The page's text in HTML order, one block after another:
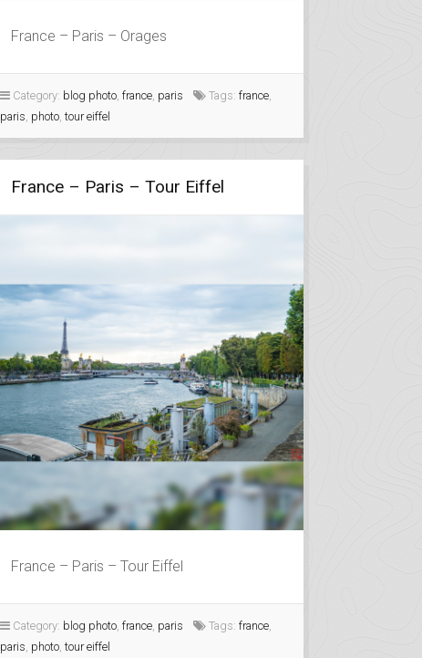
France – Paris – Orages
Category: blog photo,france, paris Tags:france,
paris, photo,tour eiffel
France – Paris – Tour Eiffel
France – Paris – Tour Eiffel
Category: blog photo ,france paris Tags:france
paris photo ,tour eiffel